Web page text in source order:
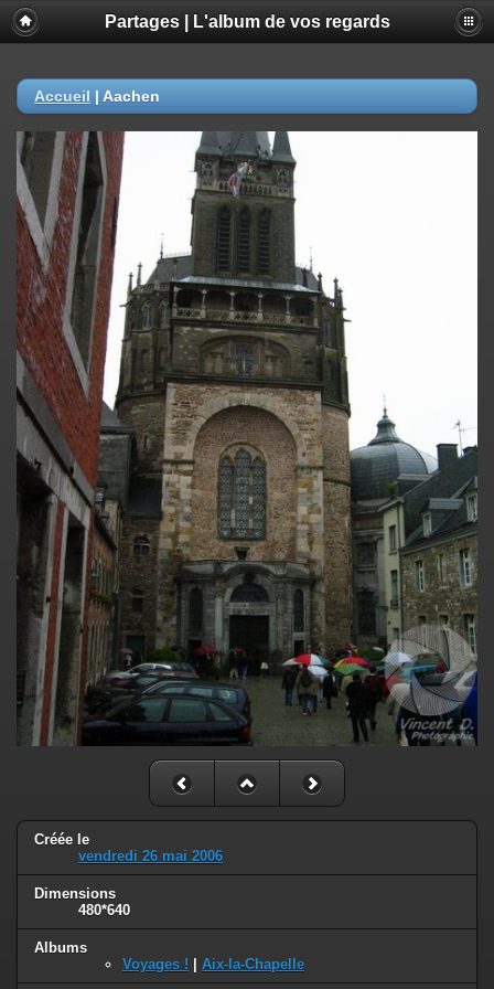
Partages | L'album de vos regards
Accueil | Aachen
Créée le
vendredi 26 mai 2006
Dimensions
480*640
Albums
Voyages !
Aix-la-Chapelle